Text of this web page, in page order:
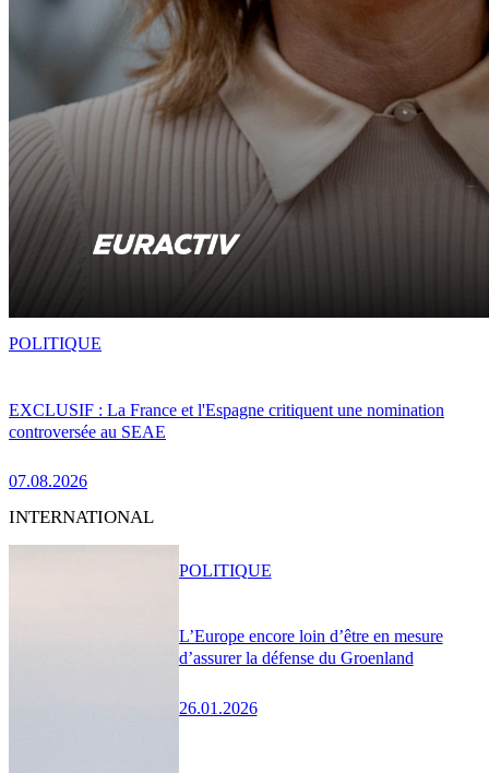
EXCLUSIF : La France et l'Espagne critiquent une nomination
controversée au SEAE
07.08.2026
POLITIQUE
INTERNATIONAL
L’Europe encore loin d’être en mesure
d’assurer la défense du Groenland
26.01.2026
POLITIQUE